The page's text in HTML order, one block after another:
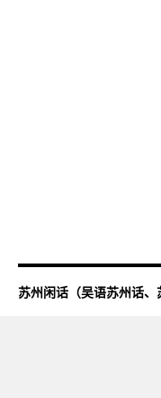
苏州闲话（吴语苏州话